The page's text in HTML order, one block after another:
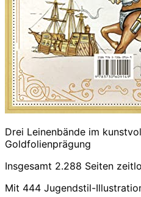
Drei Leinenbände im
Goldfolienprägung
Insgesamt 2.288 Seiten
Mit 444 Jugendstil-